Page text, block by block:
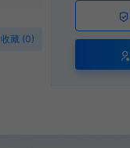
收藏 (0)